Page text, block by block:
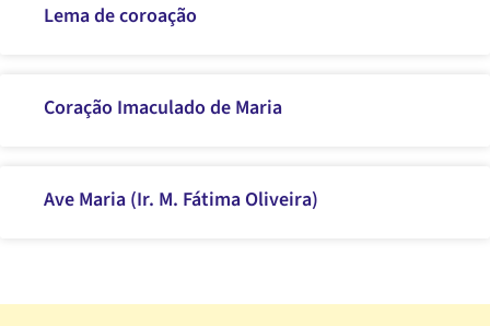
Lema de coroação
Coração Imaculado de Maria
Ave Maria (Ir. M. Fátima Oliveira)